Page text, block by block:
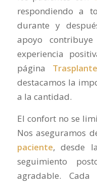
respondiendo a
durante y
apoyo
experiencia
página
destacamos la
a la cantidad.
El confort no se
Nos aseguramos
paciente, desde
seguimiento
agradable.